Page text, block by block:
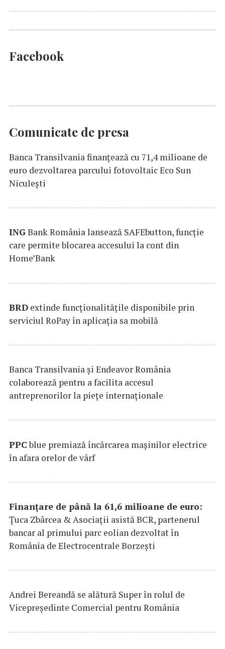
Facebook
Comunicate de presa
Banca Transilvania finanțează cu 71,4 milioane de
euro dezvoltarea parcului fotovoltaic Eco Sun
Niculești
INGBank România lansează SAFEbutton, funcţie
care permite blocarea accesului la cont din
Home’Bank
BRD extinde funcţionalităţile disponibile prin
serviciul RoPay în aplicaţia sa mobilă
Banca Transilvania şi Endeavor România
colaborează pentru a facilita accesul
antreprenorilor la pieţe internaţionale
PPCblue premiază încărcarea maşinilor electrice
în afara orelor de vârf
Finanțare de până la 61,6 milioane de euro:
Țuca Zbârcea & Asociații asistă BCR, partenerul
bancar al primului parc eolian dezvoltat în
România de Electrocentrale Borzești
Andrei Bereandă se alătură Super în rolul de
Vicepreședinte Comercial pentru România